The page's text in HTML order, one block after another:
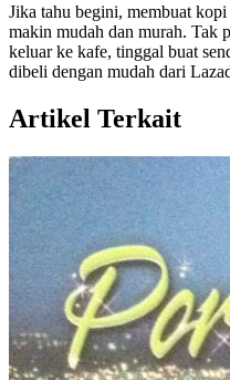
Jika tahu begini, membuat
makin mudah dan murah. Tak
keluar ke kafe, tinggal buat
dibeli dengan mudah dari
Artikel Terkait